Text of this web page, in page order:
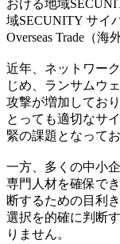
おける地域
域SECUNITY サイ
Overseas Trade（海
近年、ネットワー
じめ、ランサムウ
攻撃が増加してお
とっても適切なサ
緊の課題となってお
一方、多くの中小
専門人材を確保で
断するための目利
選択を的確に判断
りません。